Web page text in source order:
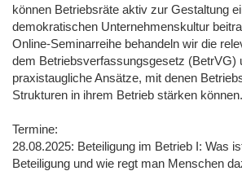
können Betriebsräte aktiv zur Gestaltung
demokratischen Unternehmenskultur
Online-Seminarreihe behandeln wir die
dem Betriebsverfassungsgesetz (BetrVG)
praxistaugliche Ansätze, mit denen
Strukturen in ihrem Betrieb stärken können.
Termine:
28.08.2025: Beteiligung im Betrieb I: Was
Beteiligung und wie regt man Menschen